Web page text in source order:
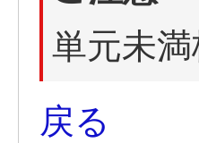
単元未
戻る